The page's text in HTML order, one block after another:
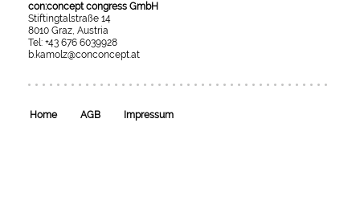
con:concept congress GmbH
Stiftingtalstraße 14
8010 Graz, Austria
Tel: +43 676 6039928
b.kamolz@conconcept.at
esraCMS
Home AGB Impressum